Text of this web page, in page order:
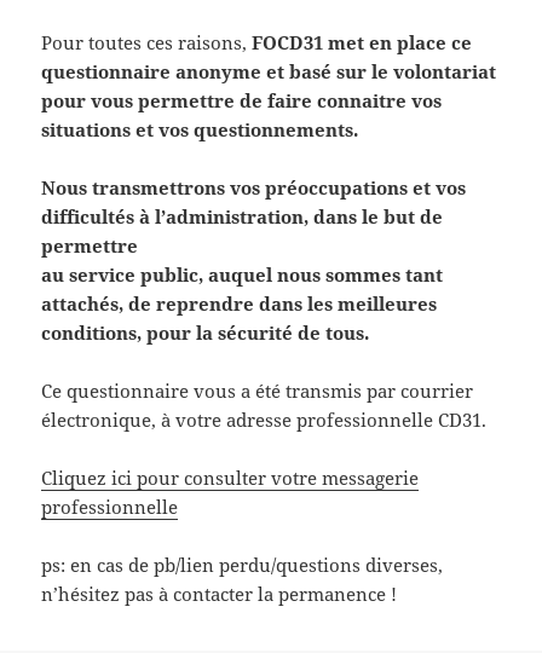
Pour toutes ces raisons, FOCD31 met en place ce
questionnaire anonyme et basé sur le volontariat
pour vous permettre de faire connaitre vos
situations et vos questionnements.
Nous transmettrons vos préoccupations et vos
difficultés à l’administration, dans le but de
permettre
au service public, auquel nous sommes tant
attachés, de reprendre dans les meilleures
conditions, pour la sécurité de tous.
Ce questionnaire vous a été transmis par courrier
électronique, à votre adresse professionnelle CD31.
Cliquez ici pour consulter votre messagerie
professionnelle
ps: en cas de pb/lien perdu/questions diverses,
n’hésitez pas à contacter la permanence !